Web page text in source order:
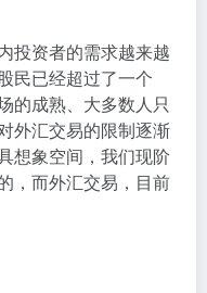
投资者的需求越来越
民已经超过了一个
的成熟、大多数人只
外汇交易的限制逐渐
想象空间，我们现阶
，而外汇交易，目前